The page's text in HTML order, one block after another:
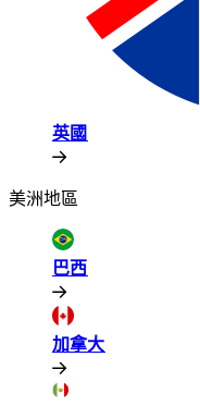
英國​​
美洲地區​​
巴西​​
加拿大​​